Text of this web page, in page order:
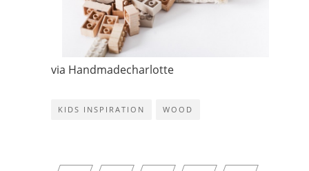
via Handmadecharlotte
KIDS INSPIRATION WOOD